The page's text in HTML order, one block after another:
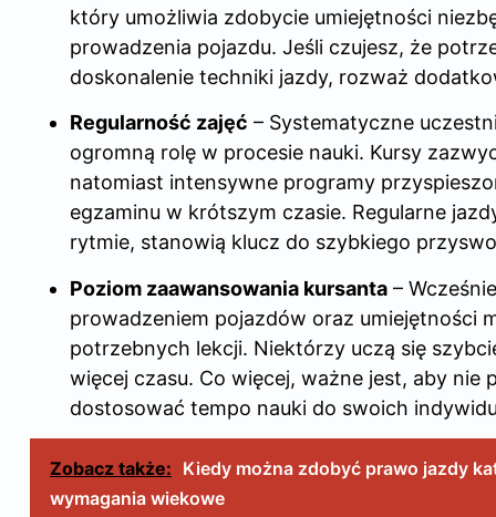
który umożliwia zdobycie umiejętności
prowadzenia pojazdu. Jeśli czujesz, że
doskonalenie techniki jazdy, rozważ
Regularność zajęć – Systematyczne
ogromną rolę w procesie nauki. Kursy
natomiast intensywne programy
egzaminu w krótszym czasie. Regularne
rytmie, stanowią klucz do szybkiego
Poziom zaawansowania kursanta –
prowadzeniem pojazdów oraz umiejętności
potrzebnych lekcji. Niektórzy uczą się
więcej czasu. Co więcej, ważne jest, aby nie
dostosować tempo nauki do swoich
Zobacz także: Kiedy można zdobyć prawo jazdy
wymagania wiekowe